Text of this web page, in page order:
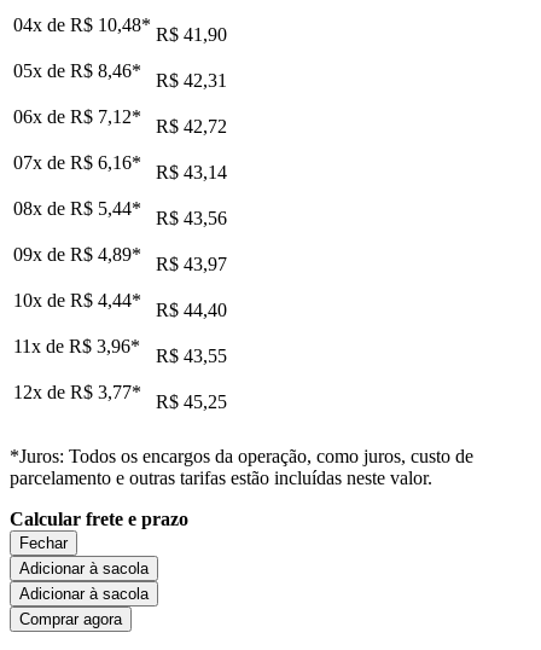
04x de R$ 10,48* R$ 41,90
05x de R$ 8,46*
R$ 42,31
06x de R$ 7,12*
R$ 42,72
07x de R$ 6,16*
R$ 43,14
08x de R$ 5,44*
R$ 43,56
09x de R$ 4,89*
R$ 43,97
10x de R$ 4,44*
R$ 44,40
11x de R$ 3,96*
R$ 43,55
12x de R$ 3,77* R$ 45,25
*Juros: Todos os encargos da operação, como juros, custo de
parcelamento e outras tarifas estão incluídas neste valor.
Calcular frete e prazo
Fechar
Adicionar à sacola
Adicionar à sacola
Comprar agora